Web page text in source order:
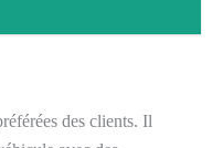
des clients. Il